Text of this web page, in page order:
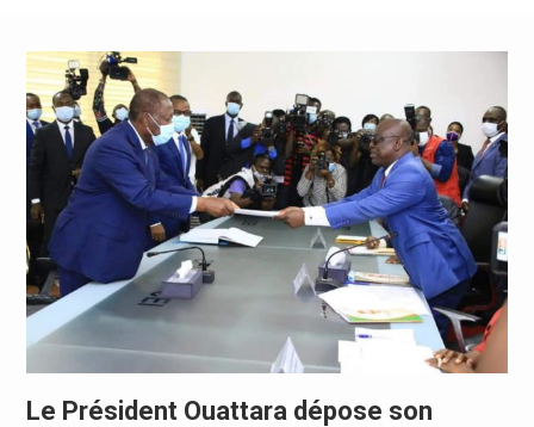
Le Président Ouattara dépose son